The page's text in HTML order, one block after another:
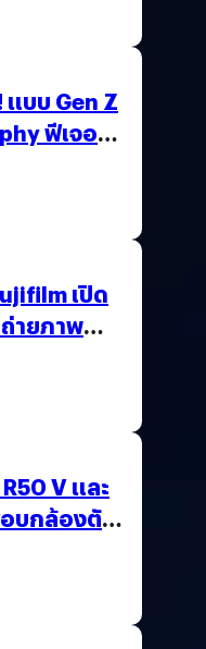
แบบ Gen Z
ฟีเจอร์
เปิด
ายภาพ
V และ
บกล้องตัว